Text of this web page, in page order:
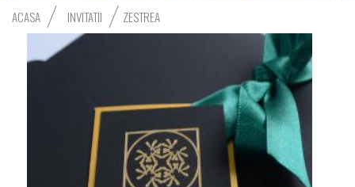
ACASA INVITATII ZESTREA